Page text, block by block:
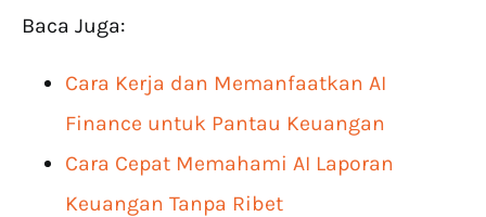
Baca Juga:
Cara Kerja dan Memanfaatkan AI
Finance untuk Pantau Keuangan
Cara Cepat Memahami AI Laporan
Keuangan Tanpa Ribet